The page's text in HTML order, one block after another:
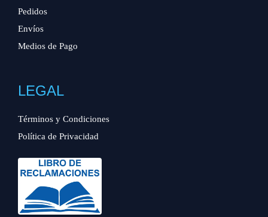
Pedidos
Envíos
Medios de Pago
LEGAL
Términos y Condiciones
Política de Privacidad